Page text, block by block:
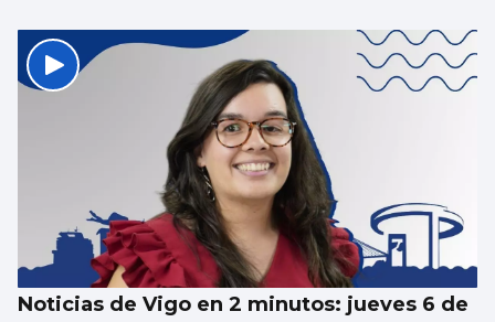
Noticias de Vigo en 2 minutos: jueves 6 de